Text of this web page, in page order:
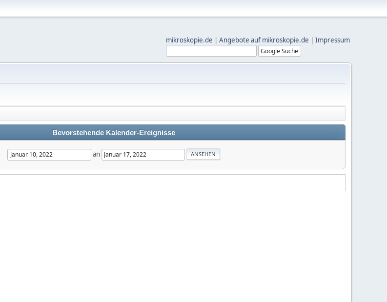
mikroskopie.de | Angebote auf mikroskopie.de | Impressum
Bevorstehende Kalender-Ereignisse
an